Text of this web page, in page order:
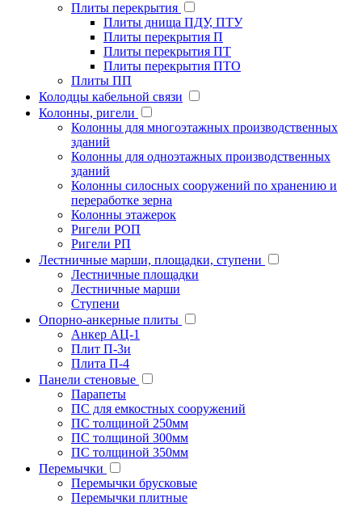
Плиты перекрытия
Плиты днища ПДУ, ПТУ
Плиты перекрытия П
Плиты перекрытия ПТ
Плиты перекрытия ПТО
Плиты ПП
Колодцы кабельной связи
Колонны, ригели
Колонны для многоэтажных производственных
зданий
Колонны для одноэтажных производственных
зданий
Колонны силосных сооружений по хранению и
переработке зерна
Колонны этажерок
Ригели РОП
Ригели РП
Лестничные марши, площадки, ступени
Лестничные площадки
Лестничные марши
Ступени
Опорно-анкерные плиты
Анкер АЦ-1
Плит П-3и
Плита П-4
Панели стеновые
Парапеты
ПС для емкостных сооружений
ПС толщиной 250мм
ПС толщиной 300мм
ПС толщиной 350мм
Перемычки
Перемычки брусковые
Перемычки плитные